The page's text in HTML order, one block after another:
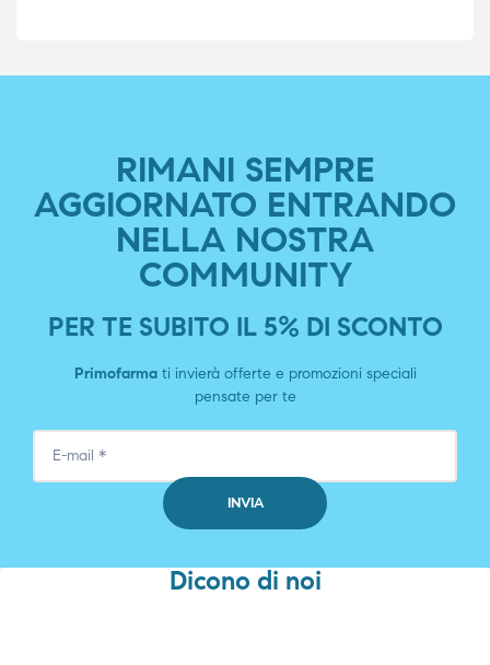
RIMANI SEMPRE
AGGIORNATO ENTRANDO
NELLA NOSTRA
COMMUNITY
PER TE SUBITO IL 5% DI SCONTO
Primofarmati invierà offerte e promozioni speciali
pensate per te
Dicono di noi